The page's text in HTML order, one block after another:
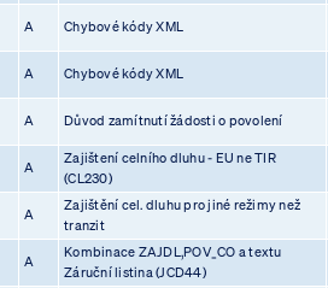
A Chybové kódy XML
A Chybové kódy XML
A Důvod zamítnutí žádosti o povolení
A
Zajištení celního dluhu - EU ne TIR
(CL230)
A
Zajištění cel. dluhu pro jiné režimy než
tranzit
A
Kombinace ZAJDL,POV_CO a textu
Záruční listina (JCD44)